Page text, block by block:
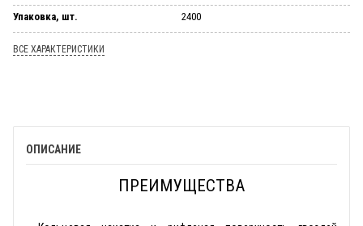
Упаковка, шт.
2400
ВСЕ ХАРАКТЕРИСТИКИ
ОПИСАНИЕ
ПРЕИМУЩЕСТВА